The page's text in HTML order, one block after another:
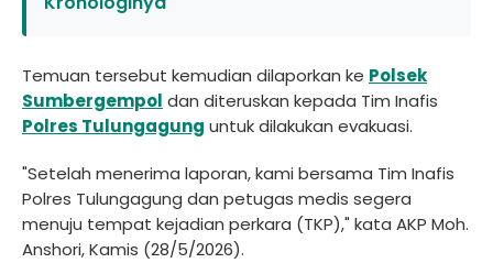
Temuan tersebut kemudian dilaporkan ke Polsek
Sumbergempol dan diteruskan kepada Tim Inafis
Polres Tulungagung untuk dilakukan evakuasi.
"Setelah menerima laporan, kami bersama Tim Inafis
Polres Tulungagung dan petugas medis segera
menuju tempat kejadian perkara (TKP)," kata AKP Moh.
Anshori, Kamis (28/5/2026).